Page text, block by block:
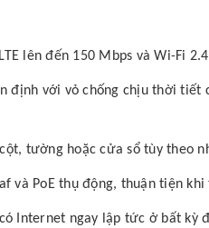
lên đến 150 Mbps và Wi-Fi
định với vỏ chống chịu thời tiết
tường hoặc cửa sổ tùy theo
và PoE thụ động, thuận tiện
Internet ngay lập tức ở bất kỳ